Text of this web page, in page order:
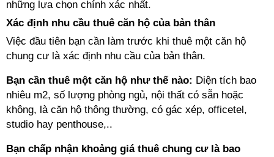
những lựa chọn chính xác nhất.
Xác định nhu cầu thuê căn hộ của bản thân
Việc đầu tiên bạn cần làm trước khi thuê một căn hộ
chung cư là xác định nhu cầu của bản thân.
Bạn cần thuê một căn hộ như thế nào: Diện tích bao
nhiêu m2, số lượng phòng ngủ, nội thất có sẵn hoặc
không, là căn hộ thông thường, có gác xép, officetel,
studio hay penthouse,..
Bạn chấp nhận khoảng giá thuê chung cư là bao